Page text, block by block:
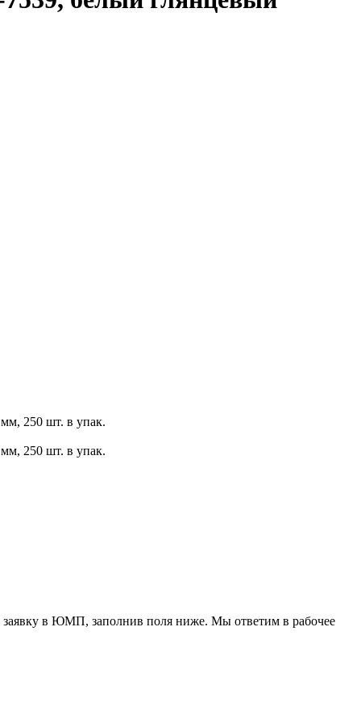
250 шт. в упак.
250 шт. в упак.
в ЮМП, заполнив поля ниже. Mы ответим в рабочее